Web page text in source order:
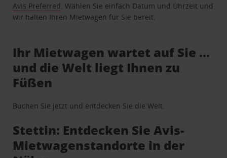
Avis Preferred . Wählen Sie einfach Datum und Uhrzeit und
wir halten Ihren Mietwagen für Sie bereit.
Ihr Mietwagen wartet auf Sie …
und die Welt liegt Ihnen zu
Füßen
Buchen Sie jetzt und entdecken Sie die Welt.
Stettin: Entdecken Sie Avis-
Mietwagenstandorte in der